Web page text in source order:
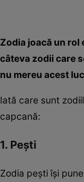
Zodia joacă un
câteva zodii care
nu mereu acest
Iată care sunt
capcană:
1. Peşti
Zodia peşti îşi